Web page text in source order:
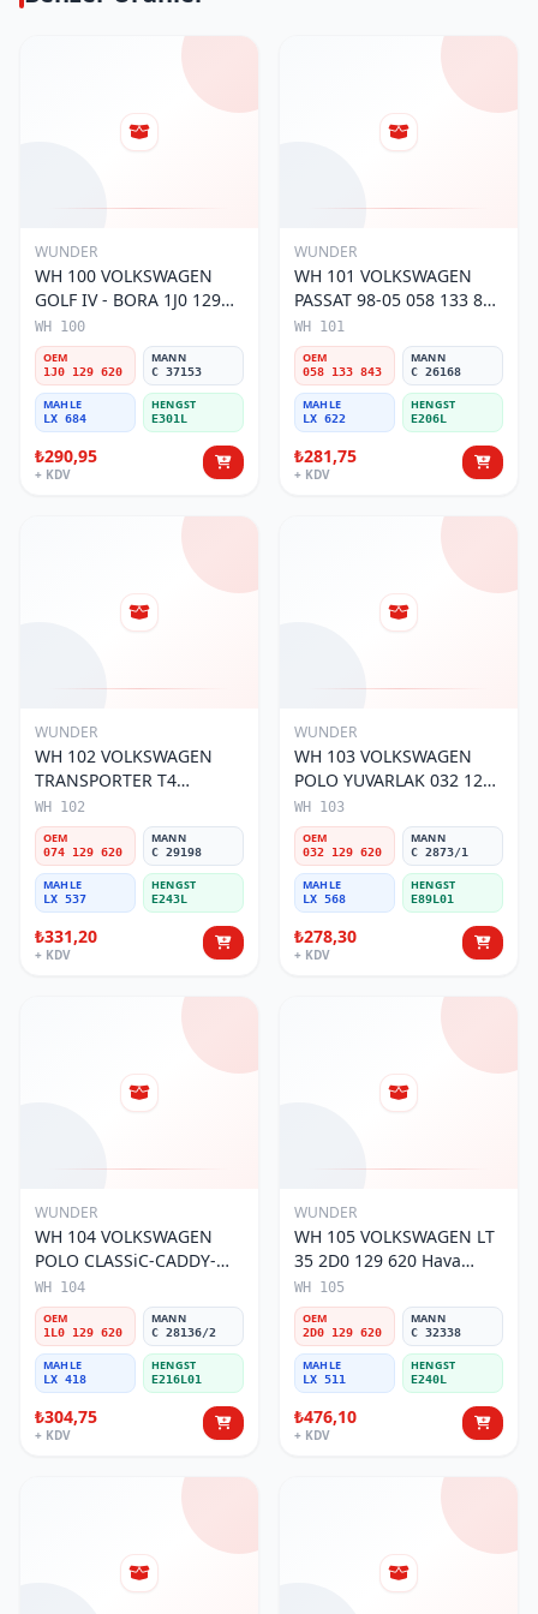
WUNDER
WH 100 VOLKSWAGEN
GOLF IV - BORA 1J0 129
620 Hava Filtresi
WH 100
OEM
1J0 129 620
MANN
C 37153
MAHLE
LX 684
HENGST
E301L
₺290,95
+ KDV
WUNDER
WH 101 VOLKSWAGEN
PASSAT 98-05 058 133 843
Hava Filtresi
WH 101
OEM
058 133 843
MANN
C 26168
MAHLE
LX 622
HENGST
E206L
₺281,75
+ KDV
WUNDER
WH 102 VOLKSWAGEN
TRANSPORTER T4
(SÜNGERSiZ) 074 129 620
Hava Filtresi
WH 102
OEM
074 129 620
MANN
C 29198
MAHLE
LX 537
HENGST
E243L
₺331,20
+ KDV
WUNDER
WH 103 VOLKSWAGEN
POLO YUVARLAK 032 129
620 Hava Filtresi
WH 103
OEM
032 129 620
MANN
C 2873/1
MAHLE
LX 568
HENGST
E89L01
₺278,30
+ KDV
WUNDER
WH 104 VOLKSWAGEN
POLO CLASSiC-CADDY-
SEAT iBiZA 1L0 129 620
Hava Filtresi
WH 104
OEM
1L0 129 620
MANN
C 28136/2
MAHLE
LX 418
HENGST
E216L01
₺304,75
+ KDV
WUNDER
WH 105 VOLKSWAGEN LT
35 2D0 129 620 Hava
Filtresi
WH 105
OEM
2D0 129 620
MANN
C 32338
MAHLE
LX 511
HENGST
E240L
₺476,10
+ KDV